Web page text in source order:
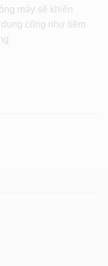
máy sẽ khiến
cũng như tiềm